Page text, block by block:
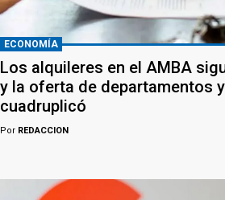
ECONOMÍA
Los alquileres en el AMBA
y la oferta de departamentos
cuadruplicó
Por REDACCION